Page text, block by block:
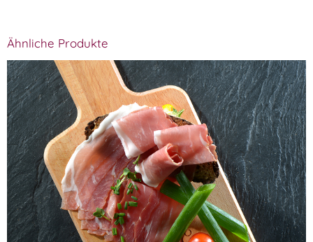
Ähnliche Produkte
Laacher Bio Schinkenspeck
WISSEN wo`s herkommt!